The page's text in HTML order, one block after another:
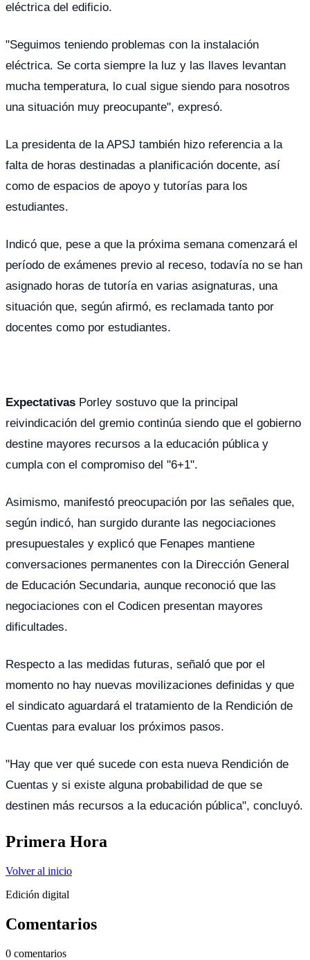
eléctrica del edificio.
"Seguimos teniendo problemas con la instalación
eléctrica. Se corta siempre la luz y las llaves levantan
mucha temperatura, lo cual sigue siendo para nosotros
una situación muy preocupante", expresó.
La presidenta de la APSJ también hizo referencia a la
falta de horas destinadas a planificación docente, así
como de espacios de apoyo y tutorías para los
estudiantes.
Indicó que, pese a que la próxima semana comenzará el
período de exámenes previo al receso, todavía no se han
asignado horas de tutoría en varias asignaturas, una
situación que, según afirmó, es reclamada tanto por
docentes como por estudiantes.
Expectativas Porley sostuvo que la principal
reivindicación del gremio continúa siendo que el gobierno
destine mayores recursos a la educación pública y
cumpla con el compromiso del "6+1".
Asimismo, manifestó preocupación por las señales que,
según indicó, han surgido durante las negociaciones
presupuestales y explicó que Fenapes mantiene
conversaciones permanentes con la Dirección General
de Educación Secundaria, aunque reconoció que las
negociaciones con el Codicen presentan mayores
dificultades.
Respecto a las medidas futuras, señaló que por el
momento no hay nuevas movilizaciones definidas y que
el sindicato aguardará el tratamiento de la Rendición de
Cuentas para evaluar los próximos pasos.
"Hay que ver qué sucede con esta nueva Rendición de
Cuentas y si existe alguna probabilidad de que se
destinen más recursos a la educación pública", concluyó.
Primera Hora
Volver al inicio
Edición digital
Comentarios
0 comentarios